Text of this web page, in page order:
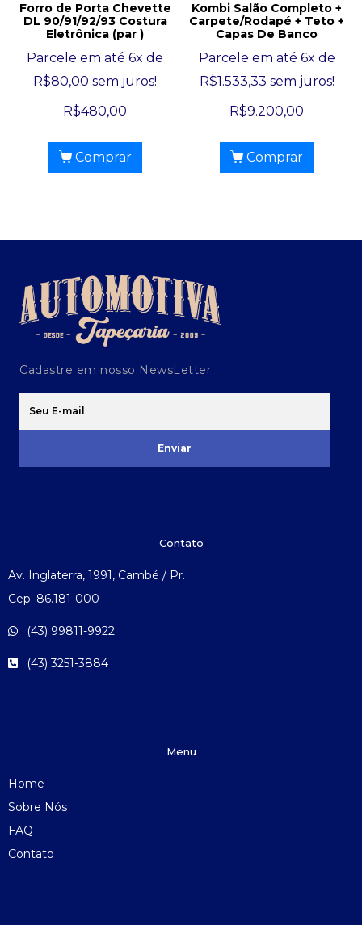
Forro de Porta Chevette
DL 90/91/92/93 Costura
Eletrônica (par )
Parcele em até 6x de
R$80,00 sem juros!
R$480,00
Comprar
Kombi Salão Completo +
Carpete/Rodapé + Teto +
Capas De Banco
Parcele em até 6x de
R$1.533,33 sem juros!
R$9.200,00
Comprar
Cadastre em nosso NewsLetter
Enviar
Contato
Av. Inglaterra, 1991, Cambé / Pr.
Cep: 86.181-000
(43) 99811-9922
(43) 3251-3884
Menu
Home
Sobre Nós
FAQ
Contato